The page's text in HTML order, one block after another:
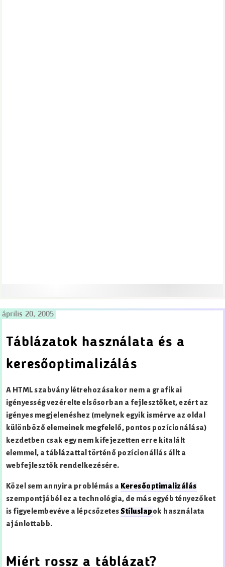
április 20, 2005
Táblázatok használata és a
keresőoptimalizálás
A HTML szabvány létrehozásakor nem a grafikai
igényesség vezérelte elsősorban a fejlesztőket, ezért az
igényes megjelenéshez (melynek egyik ismérve az oldal
különböző elemeinek megfelelő, pontos pozícionálása)
kezdetben csak egy nem kifejezetten erre kitalált
elemmel, a táblázattal történő pozícionállás állt a
webfejlesztők rendelkezésére.
Közel sem annyira problémás a Keresőoptimalizálás
szempontjából ez a technológia, de más egyéb tényezőket
is figyelembevéve a lépcsőzetesStíluslapok használata
ajánlottabb.
Miért rossz a táblázat?